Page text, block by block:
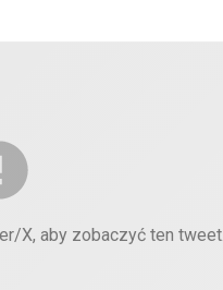
X, aby zobaczyć ten tweet.